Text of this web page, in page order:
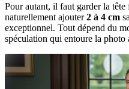
Pour autant, il faut garder la
naturellement ajouter2 à 4 cm
exceptionnel. Tout dépend du
spéculation qui entoure la photo